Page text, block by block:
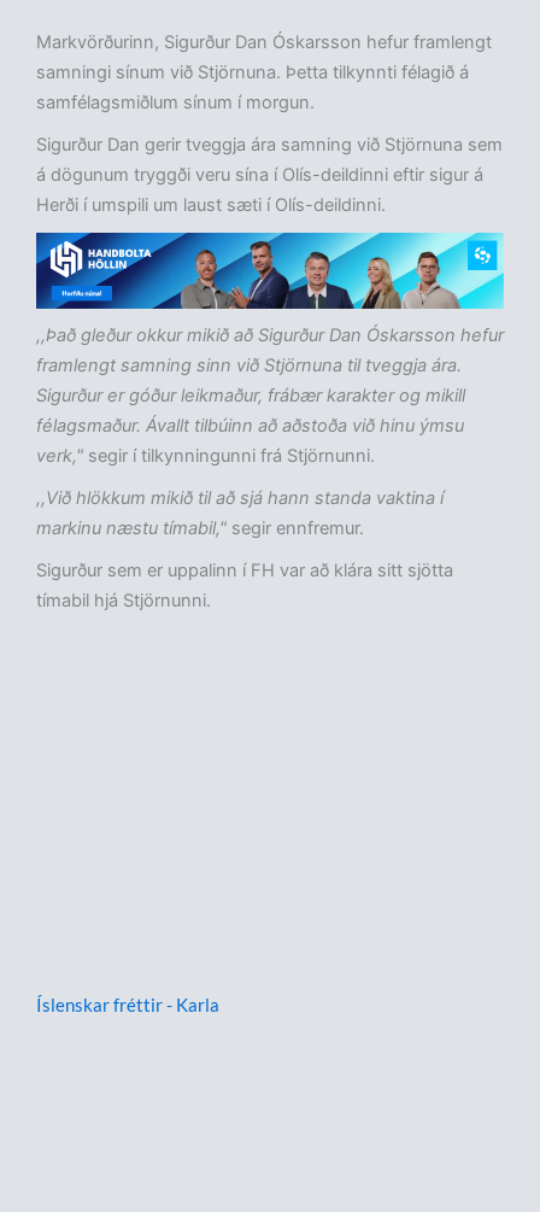
Markvörðurinn, Sigurður Dan Óskarsson hefur framlengt
samningi sínum við Stjörnuna. Þetta tilkynnti félagið á
samfélagsmiðlum sínum í morgun.
Sigurður Dan gerir tveggja ára samning við Stjörnuna sem
á dögunum tryggði veru sína í Olís-deildinni eftir sigur á
Herði í umspili um laust sæti í Olís-deildinni.
,,Það gleður okkur mikið að Sigurður Dan Óskarsson hefur
framlengt samning sinn við Stjörnuna til tveggja ára.
Sigurður er góður leikmaður, frábær karakter og mikill
félagsmaður. Ávallt tilbúinn að aðstoða við hinu ýmsu
verk," segir í tilkynningunni frá Stjörnunni.
,,Við hlökkum mikið til að sjá hann standa vaktina í
markinu næstu tímabil," segir ennfremur.
Sigurður sem er uppalinn í FH var að klára sitt sjötta
tímabil hjá Stjörnunni.
Íslenskar fréttir - Karla